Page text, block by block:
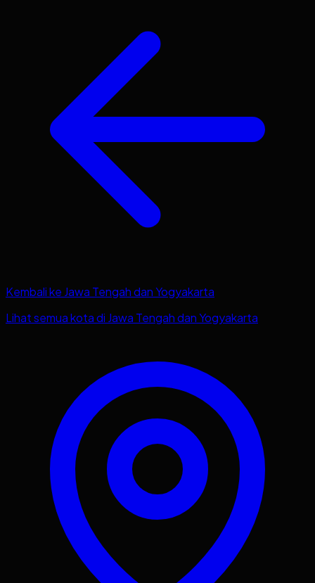
Kembali ke Jawa Tengah dan Yogyakarta
Lihat semua kota di Jawa Tengah dan Yogyakarta